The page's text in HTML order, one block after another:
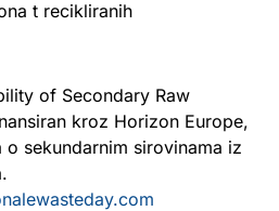
t recikliranih
of Secondary Raw
kroz Horizon Europe,
sekundarnim sirovinama iz